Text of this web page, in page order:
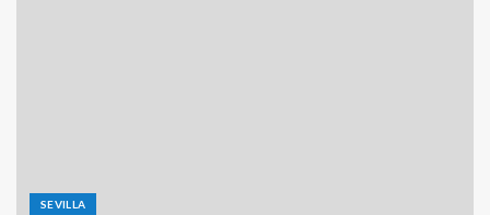
SEVILLA